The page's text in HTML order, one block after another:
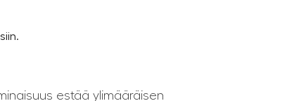
estää ylimääräisen